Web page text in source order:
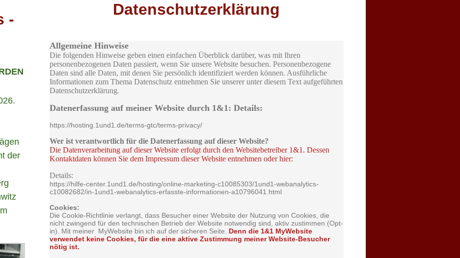
Datenschutzerklärung
Allgemeine Hinweise
Die folgenden Hinweise geben einen einfachen Überblick darüber, was mit Ihren
personenbezogenen Daten passiert, wenn Sie unsere Website besuchen. Personenbezogene
Daten sind alle Daten, mit denen Sie persönlich identifiziert werden können. Ausführliche
Informationen zum Thema Datenschutz entnehmen Sie unserer unter diesem Text aufgeführten
Datenschutzerklärung.
Datenerfassung auf meiner Website durch 1&1: Details:
https://hosting.1und1.de/terms-gtc/terms-privacy/
Wer ist verantwortlich für die Datenerfassung auf dieser Website?
Die Datenverarbeitung auf dieser Website erfolgt durch den Websitebetreiber 1&1. Dessen
Kontaktdaten können Sie dem Impressum dieser Website entnehmen oder hier:
Details:
https://hilfe-center.1und1.de/hosting/online-marketing-c10085303/1und1-webanalytics-
c10082682/in-1und1-webanalytics-erfasste-informationen-a10796041.html
Cookies:
Die Cookie-Richtlinie verlangt, dass Besucher einer Website der Nutzung von Cookies, die
nicht zwingend für den technischen Betrieb der Website notwendig sind, aktiv zustimmen (Opt-
in). Mit meiner MyWebsite bin ich auf der sicheren Seite. Denn die 1&1 MyWebsite
verwendet keine Cookies, für die eine aktive Zustimmung meiner Website-Besucher
nötig ist.
-
der